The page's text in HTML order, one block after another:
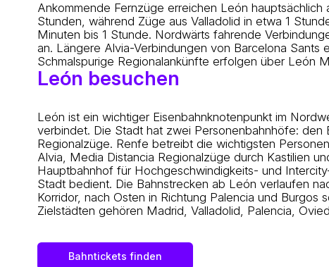
Ankommende Fernzüge erreichen León
Stunden, während Züge aus Valladolid in etwa 1
Minuten bis 1 Stunde. Nordwärts fahrende
an. Längere Alvia-Verbindungen von Barcelona
Schmalspurige Regionalankünfte erfolgen über León
León besuchen
León ist ein wichtiger Eisenbahnknotenpunkt im
verbindet. Die Stadt hat zwei Personenbahnhöfe:
Regionalzüge. Renfe betreibt die wichtigsten
Alvia, Media Distancia Regionalzüge durch Kastilien
Hauptbahnhof für Hochgeschwindigkeits- und
Stadt bedient. Die Bahnstrecken ab León verlaufen
Korridor, nach Osten in Richtung Palencia und
Zielstädten gehören Madrid, Valladolid, Palencia,
Bahntickets finden